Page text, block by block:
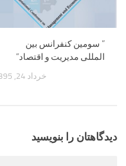
” سومین کنفرانس بین
المللی مدیریت و اقتصاد”
خرداد 24, 1395
دیدگاهتان را بنویسید